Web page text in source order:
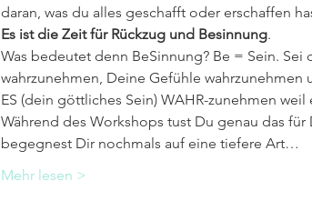
daran, was du alles geschafft oder erschaffen
Es ist die Zeit für Rückzug und Besinnung.
Was bedeutet denn BeSinnung? Be = Sein.
wahrzunehmen, Deine Gefühle wahrzunehmen
ES (dein göttliches Sein) WAHR-zunehmen weil
Während des Workshops tust Du genau das
begegnest Dir nochmals auf eine tiefere Art…
Mehr lesen >